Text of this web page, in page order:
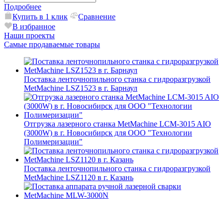
Подробнее
Купить в 1 клик
Сравнение
В избранное
Наши проекты
Самые продаваемые товары
Поставка ленточнопильного станка c гидроразгрузкой
MetMachine LSZ1523 в г. Барнаул
Отгрузка лазерного станка MetMachine LCM-3015 AIO
(3000W) в г. Новосибирск для ООО "Технологии
Полимеризации"
Поставка ленточнопильного станка c гидроразгрузкой
MetMachine LSZ1120 в г. Казань